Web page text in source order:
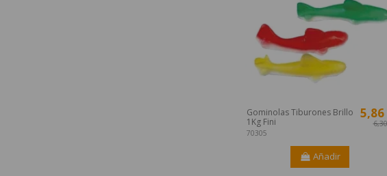
Gominolas Tiburones Brillo
1Kg Fini
70305
5,86
Añadir